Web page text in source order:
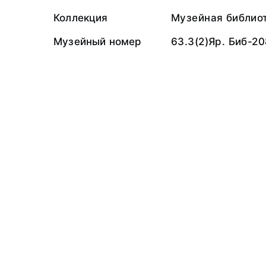
Коллекция
Музейная
Музейный номер
63.3(2)Яр. Биб-